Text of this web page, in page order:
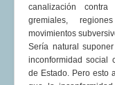
canalización
gremiales,
movimientos
Sería natural
inconformidad social
de Estado. Pero esto